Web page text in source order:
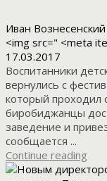
Иван Вознесенский
<img src=" <meta
17.03.2017
Воспитанники
вернулись с
который проходил
биробиджанцы
заведение и
сообщается ...
Continue reading